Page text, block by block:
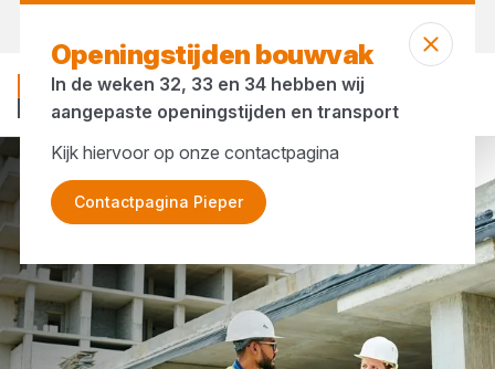
Openingstijden bouwvak
In de weken 32, 33 en 34 hebben wij
aangepaste openingstijden en transport
Kijk hiervoor op onze contactpagina
Contactpagina Pieper